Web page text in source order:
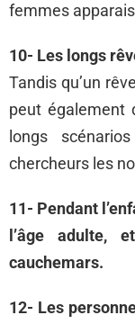
femmes
10- Les longs
Tandis qu’un
peut également
longs
chercheurs les
11- Pendant
l’âge adulte,
cauchemars.
12- Les